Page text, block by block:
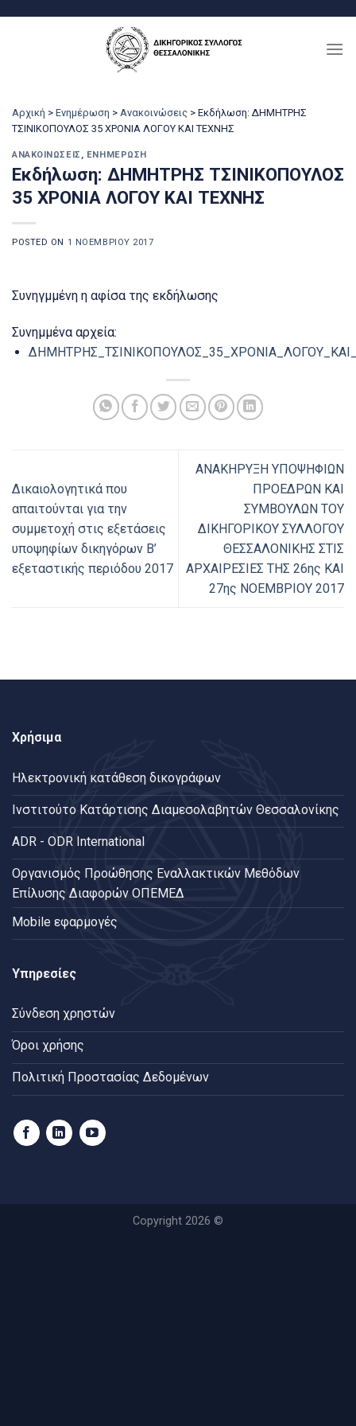
Αρχική > Ενημέρωση > Ανακοινώσεις > Εκδήλωση: ΔΗΜΗΤΡΗΣ
ΤΣΙΝΙΚΟΠΟΥΛΟΣ 35 ΧΡΟΝΙΑ ΛΟΓΟΥ ΚΑΙ ΤΕΧΝΗΣ
ΑΝΑΚΟΙΝΏΣΕΙΣ , ΕΝΗΜΈΡΩΣΗ
Εκδήλωση: ΔΗΜΗΤΡΗΣ ΤΣΙΝΙΚΟΠΟΥΛΟΣ
35 ΧΡΟΝΙΑ ΛΟΓΟΥ ΚΑΙ ΤΕΧΝΗΣ
POSTED ON 1 ΝΟΕΜΒΡΊΟΥ 2017
Συνηγμμένη η αφίσα της εκδήλωσης
Συνημμένα αρχεία:
Δικαιολογητικά που
απαιτούνται για την
συμμετοχή στις εξετάσεις
υποψηφίων δικηγόρων Β’
εξεταστικής περιόδου 2017
ΑΝΑΚΗΡΥΞΗ ΥΠΟΨΗΦΙΩΝ
ΠΡΟΕΔΡΩΝ ΚΑΙ
ΣΥΜΒΟΥΛΩΝ ΤΟΥ
ΔΙΚΗΓΟΡΙΚΟΥ ΣΥΛΛΟΓΟΥ
ΘΕΣΣΑΛΟΝΙΚΗΣ ΣΤΙΣ
ΑΡΧΑΙΡΕΣΙΕΣ ΤΗΣ 26ης ΚΑΙ
27ης ΝΟΕΜΒΡΙΟΥ 2017
Χρήσιμα
Ηλεκτρονική κατάθεση δικογράφων
Ινστιτούτο Κατάρτισης Διαμεσολαβητών Θεσσαλονίκης
ADR - ODR International
Oργανισμός Προώθησης Εναλλακτικών Μεθόδων
Επίλυσης Διαφορών ΟΠΕΜΕΔ
Mobile εφαρμογές
Υπηρεσίες
Σύνδεση χρηστών
Όροι χρήσης
Πολιτική Προστασίας Δεδομένων
Copyright 2026 ©